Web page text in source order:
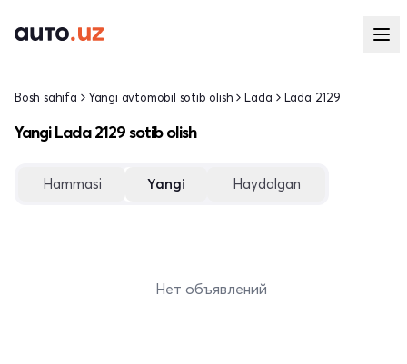
Bosh sahifa Yangi avtomobil sotib olish Lada Lada 2129
Yangi Lada 2129 sotib olish
Hammasi Yangi Haydalgan
Нет объявлений